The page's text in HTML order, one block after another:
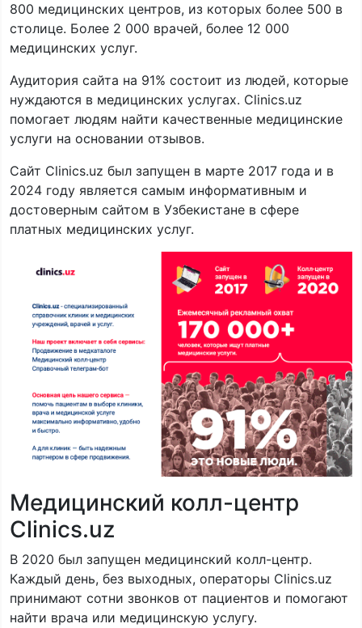
800 медицинских центров, из которых более 500 в
столице. Более 2 000 врачей, более 12 000
медицинских услуг.
Аудитория сайта на 91% состоит из людей, которые
нуждаются в медицинских услугах. Clinics.uz
помогает людям найти качественные медицинские
услуги на основании отзывов.
Сайт Clinics.uz был запущен в марте 2017 года и в
2024 году является самым информативным и
достоверным сайтом в Узбекистане в сфере
платных медицинских услуг.
Медицинский колл-центр
Clinics.uz
В 2020 был запущен медицинский колл-центр.
Каждый день, без выходных, операторы Clinics.uz
принимают сотни звонков от пациентов и помогают
найти врача или медицинскую услугу.